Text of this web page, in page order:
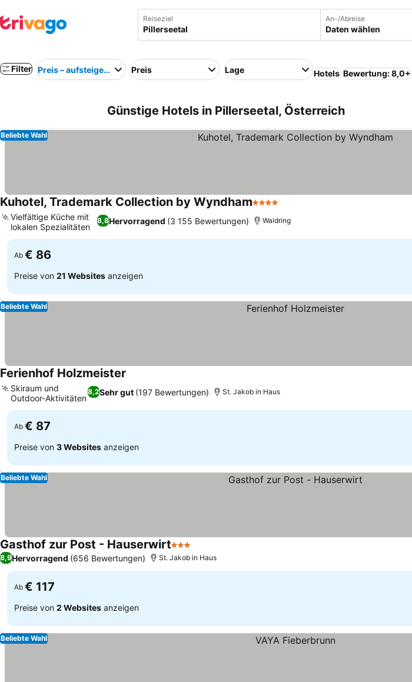
Reiseziel An-/Abreise
Daten wählen
Filter Preis – aufsteigend Preis Lage Hotels Bewertung: 8,0+
Günstige Hotels in Pillerseetal, Österreich
Beliebte Wahl
Kuhotel, Trademark Collection by Wyndham4 Sterne
8,8Hervorragend (3 155 Bewertungen)
Vielfältige Küche mit
lokalen Spezialitäten
Waidring
Ab € 86
Preise von 21 Websites anzeigen
Beliebte Wahl
Ferienhof Holzmeister
8,2Sehr gut (197 Bewertungen)
Skiraum und
Outdoor-Aktivitäten
St. Jakob in Haus
Ab € 87
Preise von 3 Websites anzeigen
Beliebte Wahl
Gasthof zur Post - Hauserwirt3 Sterne
8,9Hervorragend (656 Bewertungen) St. Jakob in Haus
Ab € 117
Preise von 2 Websites anzeigen
Beliebte Wahl